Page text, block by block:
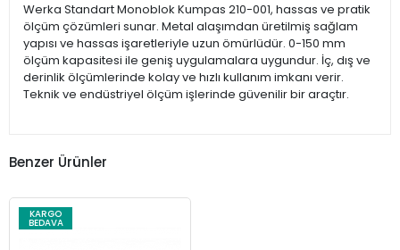
Werka Standart Monoblok Kumpas 210-001, hassas ve pratik
ölçüm çözümleri sunar. Metal alaşımdan üretilmiş sağlam
yapısı ve hassas işaretleriyle uzun ömürlüdür. 0-150 mm
ölçüm kapasitesi ile geniş uygulamalara uygundur. İç, dış ve
derinlik ölçümlerinde kolay ve hızlı kullanım imkanı verir.
Teknik ve endüstriyel ölçüm işlerinde güvenilir bir araçtır.
Benzer Ürünler
KARGO
BEDAVA